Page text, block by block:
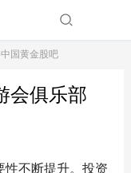
国黄金股吧
会俱乐部
性不断提升。投资